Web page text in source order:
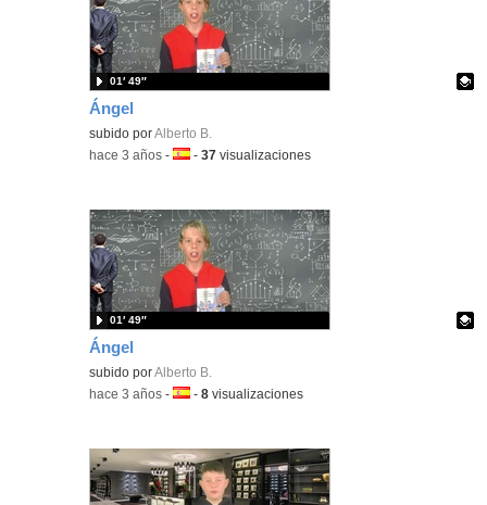
Ángel
Contenido educativo.
subido porAlberto B.
01′ 49″
-hace 3 años -Idioma:
-37 visualizaciones
Ángel
Contenido educativo.
subido porAlberto B.
01′ 49″
-hace 3 años -Idioma:
-8 visualizaciones